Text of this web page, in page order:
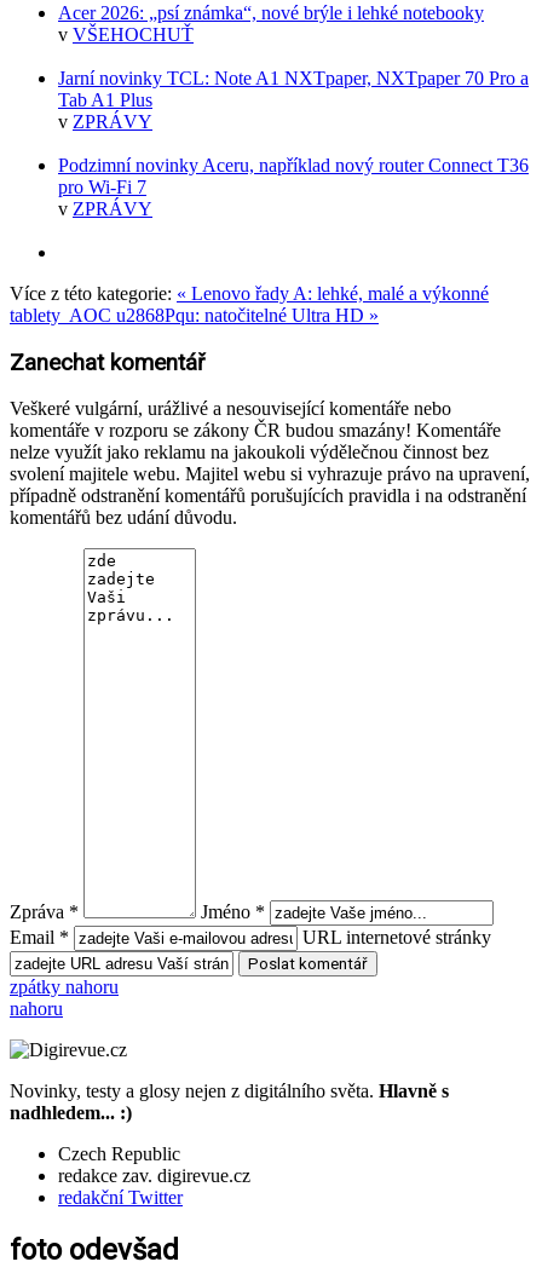
Acer 2026: „psí známka“, nové brýle i lehké notebooky
v VŠEHOCHUŤ
Jarní novinky TCL: Note A1 NXTpaper, NXTpaper 70 Pro a
Tab A1 Plus
v ZPRÁVY
Podzimní novinky Aceru, například nový router Connect T36
pro Wi-Fi 7
v ZPRÁVY
Více z této kategorie: « Lenovo řady A: lehké, malé a výkonné
tablety AOC u2868Pqu: natočitelné Ultra HD »
Zanechat komentář
Veškeré vulgární, urážlivé a nesouvisející komentáře nebo
komentáře v rozporu se zákony ČR budou smazány! Komentáře
nelze využít jako reklamu na jakoukoli výdělečnou činnost bez
svolení majitele webu. Majitel webu si vyhrazuje právo na upravení,
případně odstranění komentářů porušujících pravidla i na odstranění
komentářů bez udání důvodu.
Zpráva *
Jméno *
Email *
URL internetové stránky
zpátky nahoru
nahoru
Novinky, testy a glosy nejen z digitálního světa. Hlavně s
nadhledem... :)
Czech Republic
redakce zav. digirevue.cz
redakční Twitter
foto odevšad